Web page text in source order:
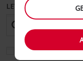
LEVANTAR EM
Escolher uma